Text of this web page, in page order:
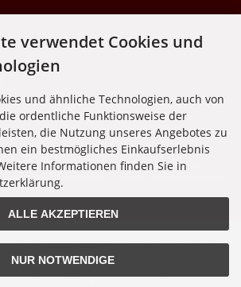
Fragen allgemein:
Freitag: 10:00 - 16:00 Uhr
mit Flatratevertrag natürlich kostenlos. Aus dem
Auslandsgebühren an. Anrufe aus dem Handynetz
zzgl.Versandkosten. Die durchgestrichenen Preise
dem bisherigen Preis bei Nixgut Onlineshop
verwendet Cookies und
und ähnliche Technologien, auch von
ordentliche Funktionsweise der
die Nutzung unseres Angebotes zu
ein bestmögliches Einkaufserlebnis
Informationen finden Sie in
ALLE AKZEPTIEREN
NUR NOTWENDIGE